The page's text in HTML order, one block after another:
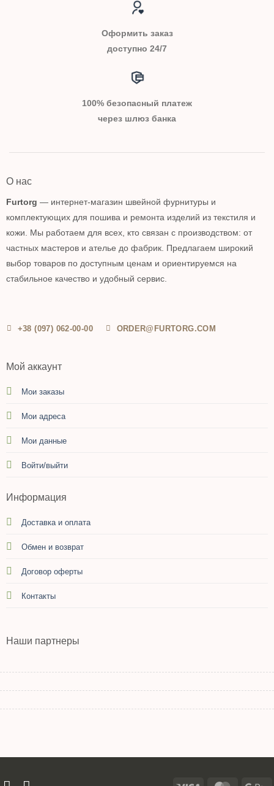
Оформить заказ
доступно 24/7
100% безопасный платеж
через шлюз банка
О нас
Furtorg — интернет-магазин швейной фурнитуры и
комплектующих для пошива и ремонта изделий из текстиля и
кожи. Мы работаем для всех, кто связан с производством: от
частных мастеров и ателье до фабрик. Предлагаем широкий
выбор товаров по доступным ценам и ориентируемся на
стабильное качество и удобный сервис.
+38 (097) 062-00-00 ORDER@FURTORG.COM
Мой аккаунт
Мои заказы
Мои адреса
Мои данные
Войти/выйти
Информация
Доставка и оплата
Обмен и возврат
Договор оферты
Контакты
Наши партнеры